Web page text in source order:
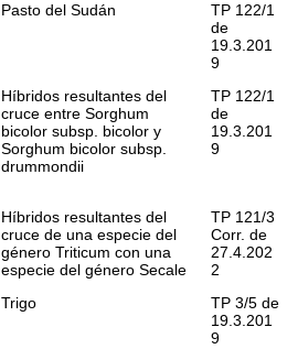
Pasto del Sudán
TP 122/1
de
19.3.201
9
Híbridos resultantes del
cruce entreSorghum
bicolor subsp. bicolor y
Sorghum bicolor subsp.
drummondii
TP 122/1
de
19.3.201
9
Híbridos resultantes del
cruce de una especie del
géneroTriticum con una
especie del géneroSecale
TP 121/3
Corr. de
27.4.202
2
Trigo
TP 3/5 de
19.3.201
9